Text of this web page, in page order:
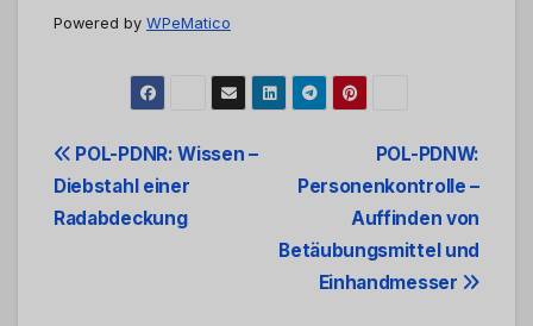
Powered by WPeMatico
Beitrags-
Navigation
POL-PDNW:
Personenkontrolle –
Auffinden von
Betäubungsmittel und
Einhandmesser
POL-PDNR: Wissen –
Diebstahl einer
Radabdeckung